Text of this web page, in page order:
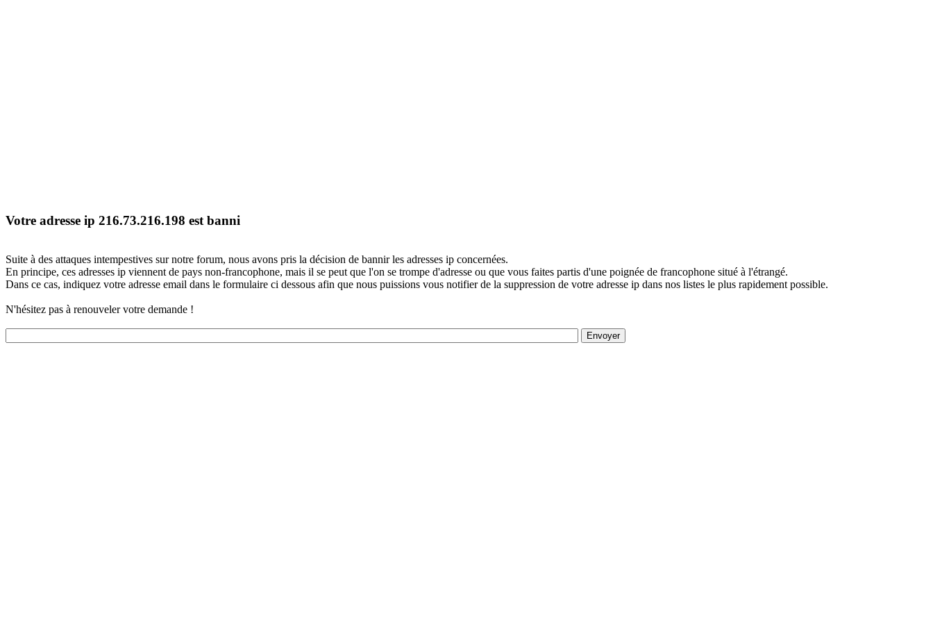
Votre adresse ip 216.73.216.198 est banni
Suite à des attaques intempestives sur notre forum, nous avons pris la décision de bannir les adresses ip concernées.
En principe, ces adresses ip viennent de pays non-francophone, mais il se peut que l'on se trompe d'adresse ou que vous faites partis d'une poignée de francophone situé à l'étrangé.
Dans ce cas, indiquez votre adresse email dans le formulaire ci dessous afin que nous puissions vous notifier de la suppression de votre adresse ip dans nos listes le plus rapidement possible.
N'hésitez pas à renouveler votre demande !